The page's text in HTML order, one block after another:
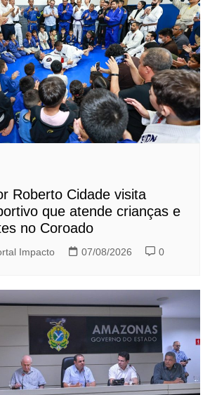
Roberto Cidade visita
que atende crianças e
no Coroado
Impacto 07/08/2026 0